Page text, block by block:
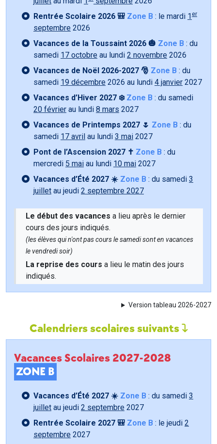
Rentrée Scolaire 2026 🎒 Zone B : le mardi 1 er
septembre 2026
Vacances de la Toussaint 2026 🎃 Zone B : du
samedi 17 octobre au lundi 2 novembre 2026
Vacances de Noël 2026-2027 🎅 Zone B : du
samedi 19 décembre 2026 au lundi 4 janvier 2027
Vacances d’Hiver 2027 ❄️ Zone B : du samedi
20 février au lundi 8 mars 2027
Vacances de Printemps 2027 🌷 Zone B : du
samedi 17 avril au lundi 3 mai 2027
Pont de l’Ascension 2027 ✝️ Zone B : du
mercredi 5 mai au lundi 10 mai 2027
Vacances d’Été 2027 ☀️ Zone B : du samedi 3
juillet au jeudi 2 septembre 2027
Le début des vacances a lieu après le dernier
cours des jours indiqués.
(les élèves qui n'ont pas cours le samedi sont en vacances
le vendredi soir)
La reprise des cours a lieu le matin des jours
indiqués.
Version tableau 2026-2027
Calendriers scolaires suivants
Vacances Scolaires 2027-2028
ZONE B
Vacances d’Été 2027 ☀️ Zone B : du samedi 3
juillet au jeudi 2 septembre 2027
Rentrée Scolaire 2027 🎒 Zone B : le jeudi 2
septembre 2027